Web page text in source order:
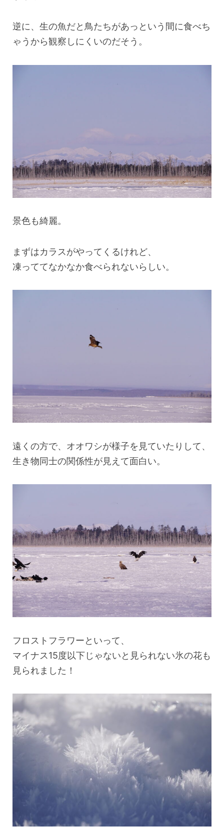
逆に、生の魚だと鳥たちがあっという間に食べち
ゃうから観察しにくいのだそう。
景色も綺麗。
まずはカラスがやってくるけれど、
凍っててなかなか食べられないらしい。
遠くの方で、オオワシが様子を見ていたりして、
生き物同士の関係性が見えて面白い。
フロストフラワーといって、
マイナス15度以下じゃないと見られない氷の花も
見られました！